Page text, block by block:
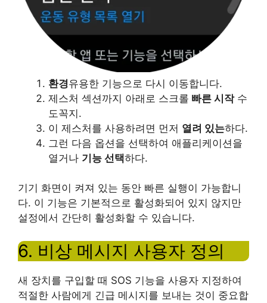
환경유용한 기능으로 다시 이동합니다.
제스처 섹션까지 아래로 스크롤 빠른 시작수
도꼭지.
이 제스처를 사용하려면 먼저 열려 있는하다.
그런 다음 옵션을 선택하여 애플리케이션을
열거나 기능 선택하다.
기기 화면이 켜져 있는 동안 빠른 실행이 가능합니
다. 이 기능은 기본적으로 활성화되어 있지 않지만
설정에서 간단히 활성화할 수 있습니다.
6. 비상 메시지 사용자 정의
새 장치를 구입할 때 SOS 기능을 사용자 지정하여
적절한 사람에게 긴급 메시지를 보내는 것이 중요합